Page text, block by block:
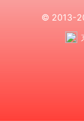
© 2013-